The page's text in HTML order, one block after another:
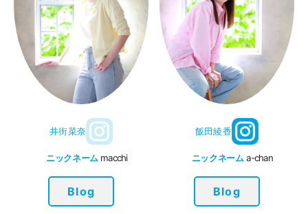
井街菜奈
ニックネーム macchi
Blog
飯田綾香
ニックネーム a-chan
Blog